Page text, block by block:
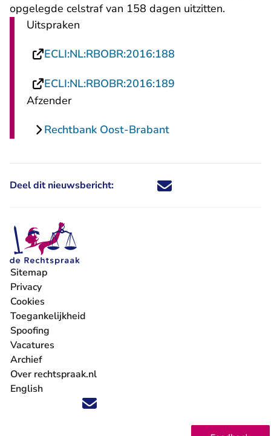
opgelegde celstraf van 158 dagen uitzitten.
Uitspraken
ECLI:NL:RBOBR:2016:188
ECLI:NL:RBOBR:2016:189
Afzender
Rechtbank Oost-Brabant
Deel dit nieuwsbericht: Deel dit nieuwsbericht via X -
Deel dit nieuwsbericht via
Deel dit nieuwsbericht
Deel dit
Volg ons op X (Twitter) - U verlaat Rechtspraak.nl
Volg ons op Facebook - U verlaat Rechtspraak.nl
Volg ons op Instagram - U verlaat Rechtspraak.nl
Volg ons op Youtube - U verlaat Rechtspraak.nl
Volg ons op LinkedIn - U verlaat
'Blijf op de hoogte' nieuwsbrief - U verlaat
Sitemap
Privacy
Cookies
Toegankelijkheid
Spoofing
Vacatures
- U verlaat Rechtspraak.nl
Archief
Over rechtspraak.nl
English